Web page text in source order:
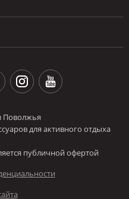
Поволжья
для активного отдыха
публичной офертой